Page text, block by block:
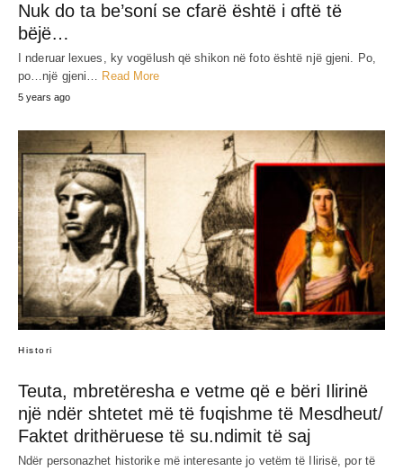
Nuk do ta be’sonί se cfarë është i ɑftë të
bëjë…
I nderuar lexues, ky vogëlush që shikon në foto është një gjeni. Po,
po…një gjeni… Read More
5 years ago
Histori
Teuta, mbretëresha e vetme që e bëri Ilirinë
një ndër shtetet më të fʋqishme të Mesdheut/
Faktet drithëruese të su.ndimit të saj
Ndër personazhet historike më interesante jo vetëm të Ilirisë, por të